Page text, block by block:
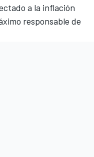
a la inflación
responsable de